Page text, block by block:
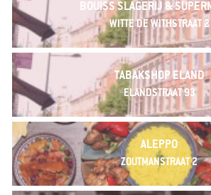
BOUISS SLAGERIJ &
WITTE DE WITHSTRAAT 2
TABAKSHOP ELAND
ELANDSTRAAT 93
ALEPPO
ZOUTMANSTRAAT 2